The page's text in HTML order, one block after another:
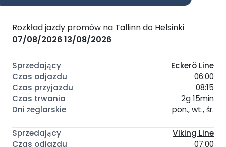
Rozkład jazdy promów na Tallinn do Helsinki
07/08/202613/08/2026
Eckerö Line
06:00
08:15
2g 15min
pon., wt., śr.
Viking Line
07:00